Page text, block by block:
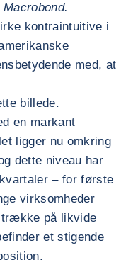
.
kontraintuitive i
med, at
billede.
en markant
ligger nu omkring
dette niveau har
– for første
virksomheder
trække på likvide
et stigende